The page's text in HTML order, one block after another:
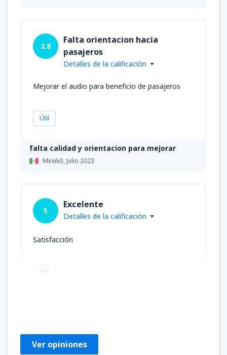
falta calidad y orientacion para mejorar
Mexikó,Julio 2023
2.8
Falta orientacion hacia
pasajeros
Detalles de la calificación
Mejorar el audio para beneficio de pasajeros
Útil
5
Excelente
Detalles de la calificación
Satisfacción
Útil
Ver opiniones